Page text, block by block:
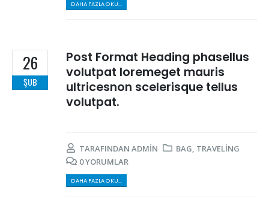
DAHA FAZLA OKU...
26
ŞUB
Post Format Heading phasellus
volutpat loremeget mauris
ultricesnon scelerisque tellus
volutpat.
TARAFINDAN ADMIN BAG, TRAVELING
0 YORUMLAR
DAHA FAZLA OKU...